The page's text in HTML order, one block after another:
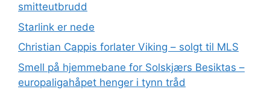
smitteutbrudd
Starlink er nede
Christian Cappis forlater Viking – solgt til MLS
Smell på hjemmebane for Solskjærs Besiktas –
europaligahåpet henger i tynn tråd